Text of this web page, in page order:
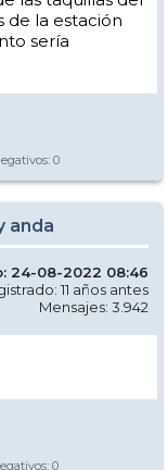
de la estación
sería
0
anda
24-08-2022 08:46
11 años antes
Mensajes: 3.942
0